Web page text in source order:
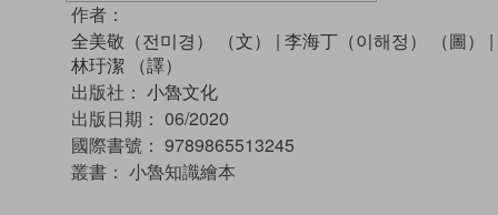
作者：
全美敬（전미경） （文）
| 李海丁（이해정） （圖）
|
林玗潔 （譯）
出版社： 小魯文化
出版日期： 06/2020
國際書號： 9789865513245
叢書： 小魯知識繪本